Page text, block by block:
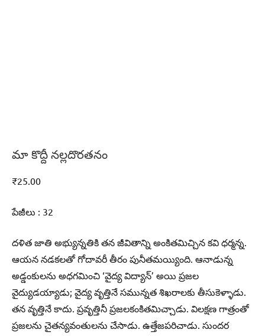
మా కొద్దీ నల్లదొరతనం
₹25.00
పేజీలు : 32
దళిత జాతి అభ్యున్నతికి తన జీవితాన్ని అంకితమిచ్చిన కవి ధర్మన్న.
ఆయన నడకలతో గోదావరీ తీరం పునీతమయ్యింది. ఆనాడున్న
అడ్డంకులను అధగమించి ‘వైద్య విద్యాన్‌’ అయి ప్రజల
వైద్యుడయ్యాడు; వైద్య వృత్తినే సమున్నత శిఖరాలకు తీసుకెళ్ళాడు.
తన వృత్తినే కాదు. ప్రవృత్తినీ ప్రజలకంకితమిచ్చాడు. విలక్షణ గాత్రంతో
ప్రజలను చైతన్యవంతులను చేసాడు. ఉత్తేజపరిచాడు. సుందర